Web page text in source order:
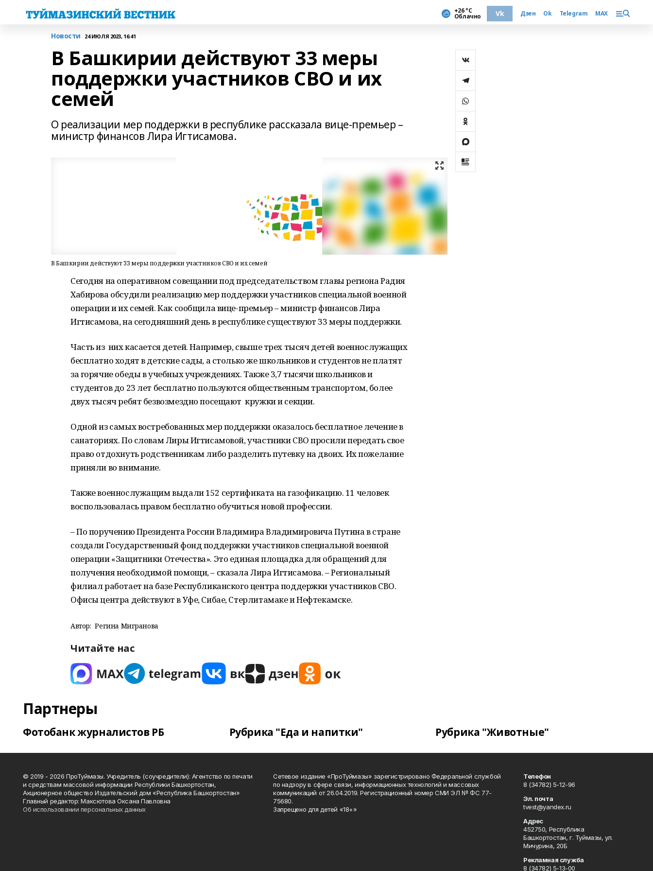
+26 °С
Облачно Vk Дзен Ok Telegram MAX
Новости 24 ИЮЛЯ 2023, 16:41
В Башкирии действуют 33 меры
поддержки участников СВО и их
семей
О реализации мер поддержки в республике рассказала вице-премьер –
министр финансов Лира Игтисамова.
В Башкирии действуют 33 меры поддержки участников СВО и их семей
Сегодня на оперативном совещании под председательством главы региона Радия
Хабирова обсудили реализацию мер поддержки участников специальной военной
операции и их семей. Как сообщила вице-премьер – министр финансов Лира
Игтисамова, на сегодняшний день в республике существуют 33 меры поддержки.
Часть из них касается детей. Например, свыше трех тысяч детей военнослужащих
бесплатно ходят в детские сады, а столько же школьников и студентов не платят
за горячие обеды в учебных учреждениях. Также 3,7 тысячи школьников и
студентов до 23 лет бесплатно пользуются общественным транспортом, более
двух тысяч ребят безвозмездно посещают кружки и секции.
Одной из самых востребованных мер поддержки оказалось бесплатное лечение в
санаториях. По словам Лиры Игтисамовой, участники СВО просили передать свое
право отдохнуть родственникам либо разделить путевку на двоих. Их пожелание
приняли во внимание.
Также военнослужащим выдали 152 сертификата на газофикацию. 11 человек
воспользовалась правом бесплатно обучиться новой профессии.
– По поручению Президента России Владимира Владимировича Путина в стране
создали Государственный фонд поддержки участников специальной военной
операции «Защитники Отечества». Это единая площадка для обращений для
получения необходимой помощи, – сказала Лира Игтисамова. – Региональный
филиал работает на базе Республиканского центра поддержки участников СВО.
Офисы центра действуют в Уфе, Сибае, Стерлитамаке и Нефтекамске.
Автор: Регина Мигранова
Читайте нас
Партнеры
Фотобанк журналистов РБ Рубрика "Еда и напитки" Рубрика "Животные"
© 2019 - 2026 ПроТуймазы. Учредитель (соучредители): Агентство по печати
и средствам массовой информации Республики Башкортостан,
Акционерное общество Издательский дом «Республика Башкортостан»
Главный редактор: Максютова Оксана Павловна
Об использовании персональных данных
Сетевое издание «ПроТуймазы» зарегистрировано Федеральной службой
по надзору в сфере связи, информационных технологий и массовых
коммуникаций от 26.04.2019. Регистрационный номер СМИ ЭЛ № ФС 77-
75680.
Запрещено для детей «18+»
Телефон
8 (34782) 5-12-96
Эл. почта
tvest@yandex.ru
Адрес
452750, Республика
Башкортостан, г. Туймазы, ул.
Мичурина, 20Б
Рекламная служба
8 (34782) 5-13-00